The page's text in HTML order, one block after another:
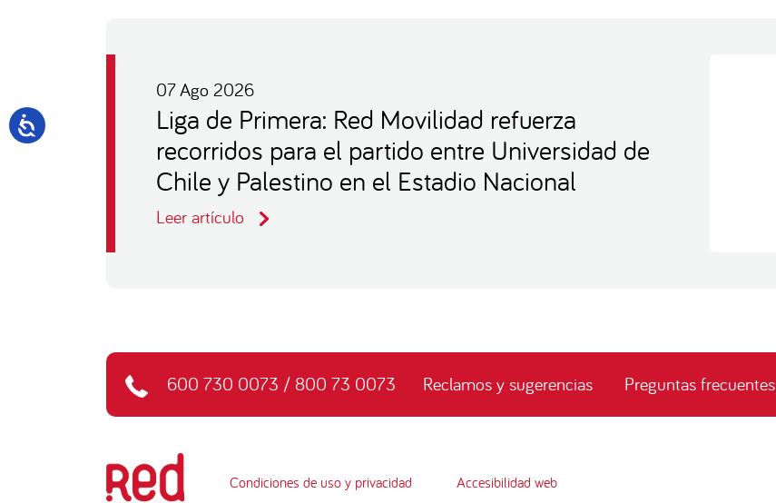
07 Ago 2026
Liga de Primera: Red Movilidad refuerza
recorridos para el partido entre Universidad de
Chile y Palestino en el Estadio Nacional
Leer artículo
600 730 0073 / 800 73 0073 Reclamos y sugerencias Preguntas frecuentes
Condiciones de uso y privacidad Accesibilidad web